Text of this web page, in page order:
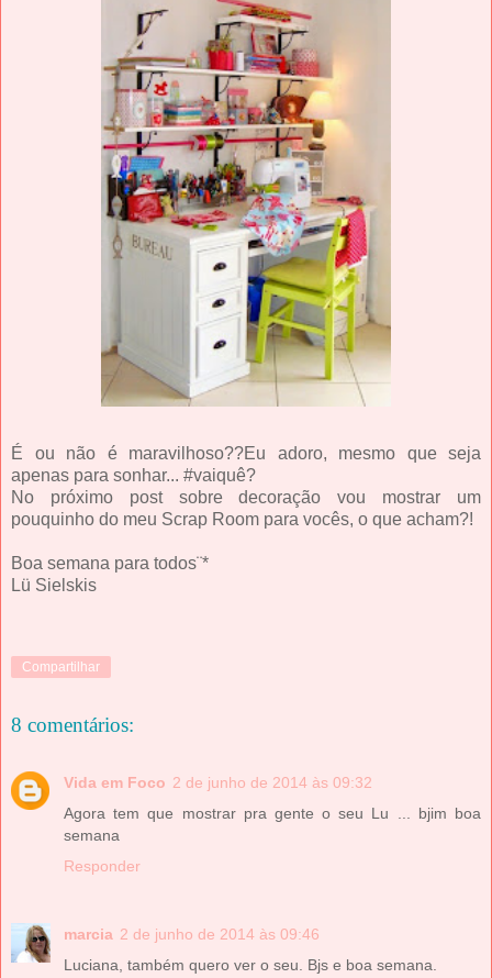
É ou não é maravilhoso??Eu adoro, mesmo que seja
apenas para sonhar... #vaiquê?
No próximo post sobre decoração vou mostrar um
pouquinho do meu Scrap Room para vocês, o que acham?!
Boa semana para todos¨*
Lü Sielskis
Compartilhar
8 comentários:
Vida em Foco 2 de junho de 2014 às 09:32
Agora tem que mostrar pra gente o seu Lu ... bjim boa
semana
Responder
marcia 2 de junho de 2014 às 09:46
Luciana, também quero ver o seu. Bjs e boa semana.